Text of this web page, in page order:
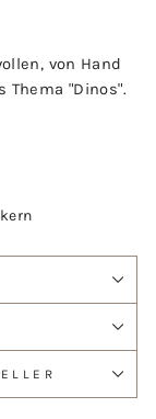
von Hand
"Dinos".